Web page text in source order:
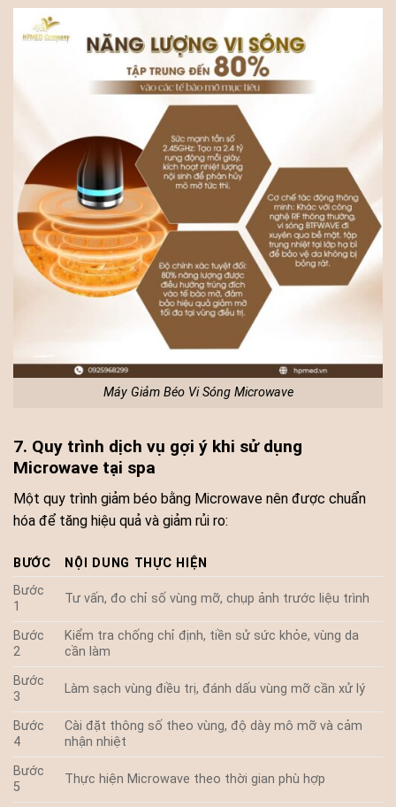
Máy Giảm Béo Vi Sóng Microwave
7. Quy trình dịch vụ gợi ý khi sử dụng
Microwave tại spa
Một quy trình giảm béo bằng Microwave nên được chuẩn
hóa để tăng hiệu quả và giảm rủi ro:
BƯỚC
NỘI DUNG THỰC HIỆN
Bước
1
Tư vấn, đo chỉ số vùng mỡ, chụp ảnh trước liệu trình
Bước
2
Kiểm tra chống chỉ định, tiền sử sức khỏe, vùng da
cần làm
Bước
3
Làm sạch vùng điều trị, đánh dấu vùng mỡ cần xử lý
Bước
4
Cài đặt thông số theo vùng, độ dày mô mỡ và cảm
nhận nhiệt
Bước
5
Thực hiện Microwave theo thời gian phù hợp